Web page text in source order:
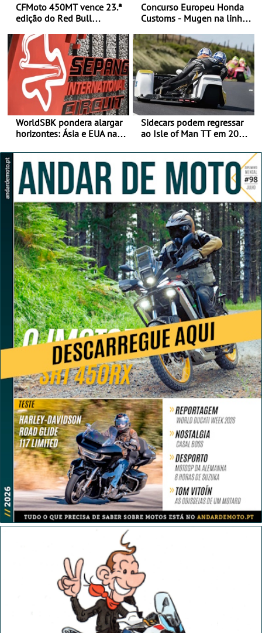
CFMoto 450MT vence 23.ª
edição do Red Bull
Categorias Adventure -
Vitória na Ultimate, Core e
Lite
Concurso Europeu Honda
Customs - Mugen na linha
ganhar
WorldSBK pondera alargar
horizontes: Ásia e EUA na
Sidecars podem regressar
ao Isle of Man TT em 2027